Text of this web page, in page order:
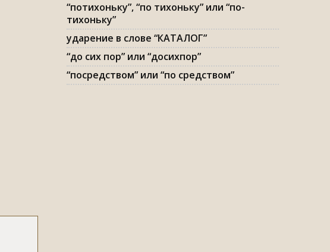
“потихоньку”, “по тихоньку” или “по-
тихоньку”
ударение в слове “КАТАЛОГ”
“до сих пор” или “досихпор”
“посредством” или “по средством”